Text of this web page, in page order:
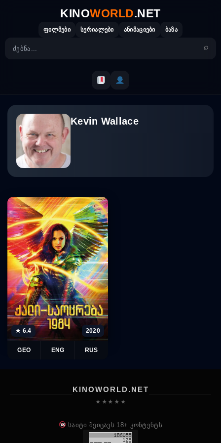
KINOWORLD.NET
ფილმები სერიალები ანიმაციები ბაზა
Kevin Wallace
★ 6.4 2020
GEO ENG RUS
KINOWORLD.NET
★ ★ ★ ★ ★
საიტი შეიცავს 18+ კონტენტს